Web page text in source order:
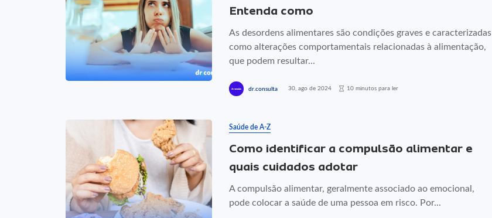
Entenda como
As desordens alimentares são condições graves e caracterizadas
como alterações comportamentais relacionadas à alimentação,
que podem resultar...
dr.consulta 30, ago de 2024 10 minutos para ler
Saúde de A-Z
Como identificar a compulsão alimentar e
quais cuidados adotar
A compulsão alimentar, geralmente associado ao emocional,
pode colocar a saúde de uma pessoa em risco. Por...